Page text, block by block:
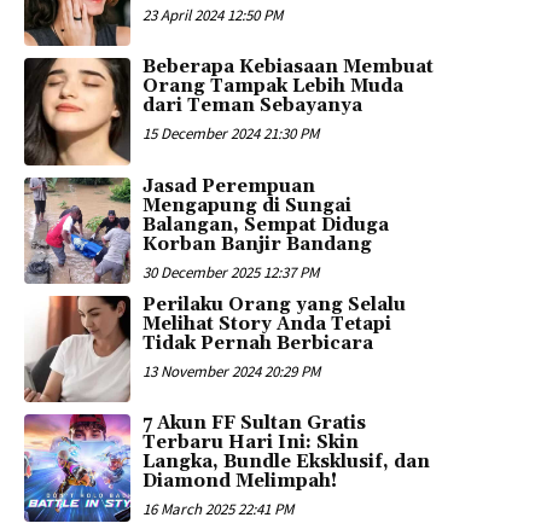
23 April 2024 12:50 PM
Beberapa Kebiasaan Membuat
Orang Tampak Lebih Muda
dari Teman Sebayanya
15 December 2024 21:30 PM
Jasad Perempuan
Mengapung di Sungai
Balangan, Sempat Diduga
Korban Banjir Bandang
30 December 2025 12:37 PM
Perilaku Orang yang Selalu
Melihat Story Anda Tetapi
Tidak Pernah Berbicara
13 November 2024 20:29 PM
7 Akun FF Sultan Gratis
Terbaru Hari Ini: Skin
Langka, Bundle Eksklusif, dan
Diamond Melimpah!
16 March 2025 22:41 PM